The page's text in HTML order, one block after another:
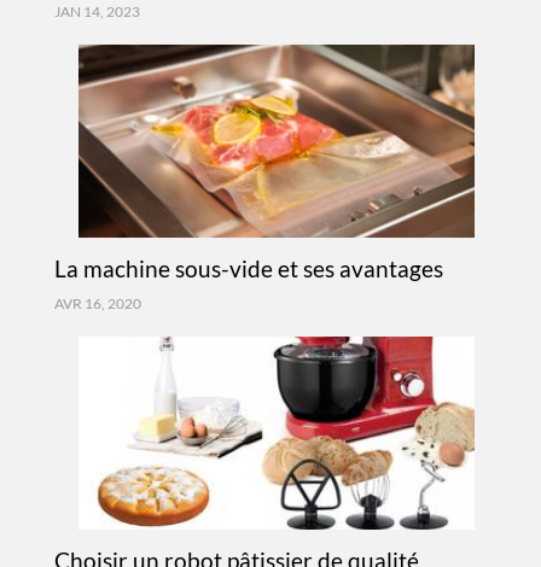
JAN 14, 2023
La machine sous-vide et ses avantages
AVR 16, 2020
Choisir un robot pâtissier de qualité